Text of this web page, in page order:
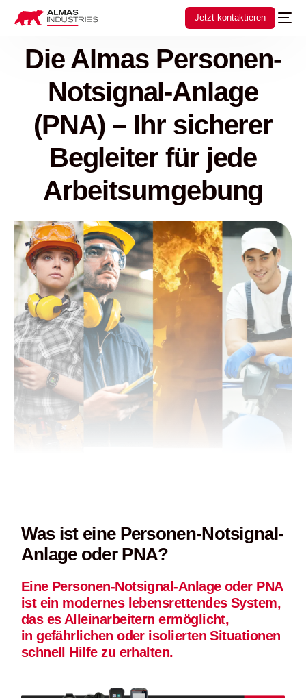
Jetzt kontaktieren
Die Almas Personen-
Notsignal-Anlage
(PNA) – Ihr sicherer
Begleiter für jede
Arbeitsumgebung
Was ist eine Personen-Notsignal-
Anlage oder PNA?
Eine Personen-Notsignal-Anlage oder PNA
ist ein modernes lebensrettendes System,
das es Alleinarbeitern ermöglicht,
in gefährlichen oder isolierten Situationen
schnell Hilfe zu erhalten.